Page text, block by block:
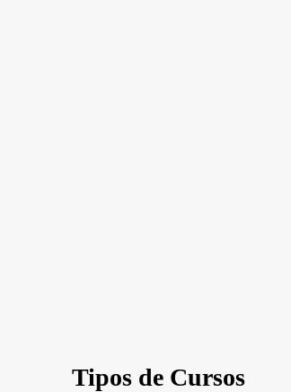
Tipos de Cursos